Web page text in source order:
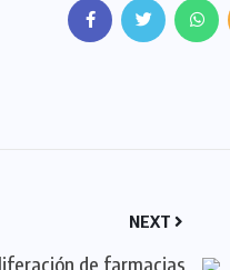
NEXT
de farmacias